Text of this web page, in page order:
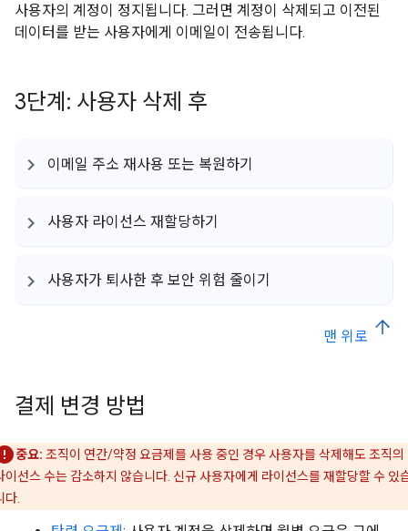
사용자의 계정이 정지됩니다. 그러면 계정이 삭제되고 이전된
데이터를 받는 사용자에게 이메일이 전송됩니다.
3단계: 사용자 삭제 후
이메일 주소 재사용 또는 복원하기
사용자 라이선스 재할당하기
사용자가 퇴사한 후 보안 위험 줄이기
맨 위로
결제 변경 방법
중요: 조직이 연간/약정 요금제를 사용 중인 경우 사용자를 삭제해도 조직의
이선스 수는 감소하지 않습니다. 신규 사용자에게 라이선스를 재할당할 수 있
다.